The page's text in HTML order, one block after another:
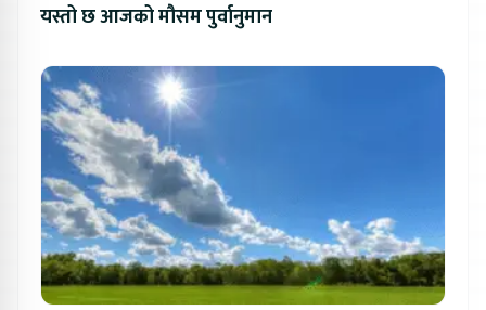
यस्तो छ आजको मौसम पुर्वानुमान